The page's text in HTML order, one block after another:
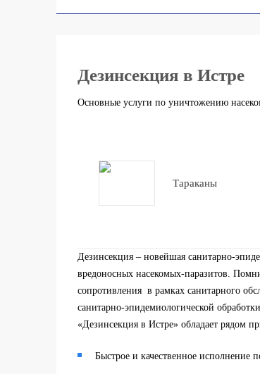
Дезинсекция в Истре
Основные услуги по уничтожению
Тараканы
Дезинсекция – новейшая санитарно-
вредоносных насекомых-паразитов.
сопротивления в рамках санитарного
санитарно-эпидемиологической
«Дезинсекция в Истре» обладает рядом
Быстрое и качественное исполнение